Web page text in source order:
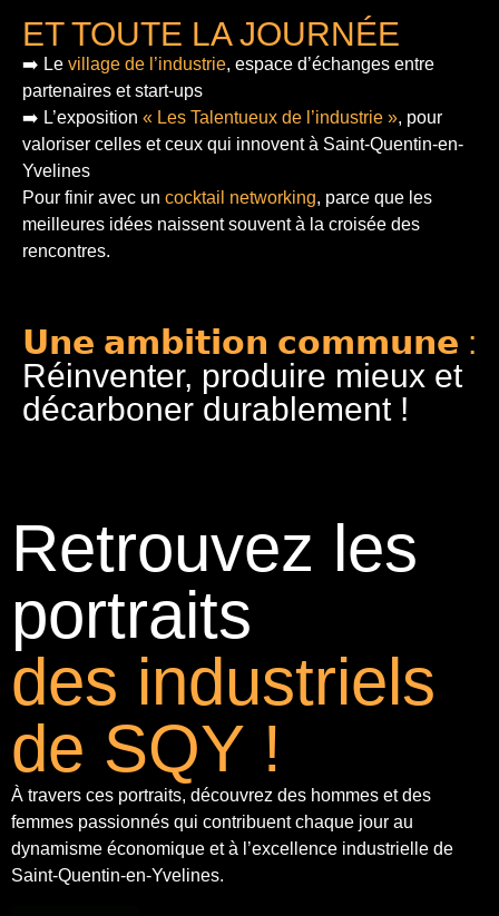
ET TOUTE LA JOURNÉE
➡️ Le village de l’industrie, espace d’échanges entre
partenaires et start-ups
➡️ L’exposition « Les Talentueux de l’industrie », pour
valoriser celles et ceux qui innovent à Saint-Quentin-en-
Yvelines
Pour finir avec un cocktail networking, parce que les
meilleures idées naissent souvent à la croisée des
rencontres.
𝗨𝗻𝗲 𝗮𝗺𝗯𝗶𝘁𝗶𝗼𝗻 𝗰𝗼𝗺𝗺𝘂𝗻𝗲 :
Réinventer, produire mieux et
décarboner durablement !
Retrouvez les
portraits
des industriels
de SQY !
À travers ces portraits, découvrez des hommes et des
femmes passionnés qui contribuent chaque jour au
dynamisme économique et à l’excellence industrielle de
Saint-Quentin-en-Yvelines.